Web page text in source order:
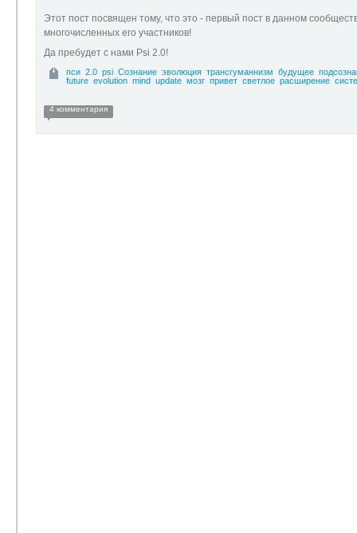
Этот пост посвящен тому, что это - первый пост в данном
многочисленных его участников!
Да пребудет с нами Psi 2.0!
пси 2.0 psi Сознание эволюция трансгуманнизм будущее
future evolution mind update мозг привет светлое расширение
4 комментария